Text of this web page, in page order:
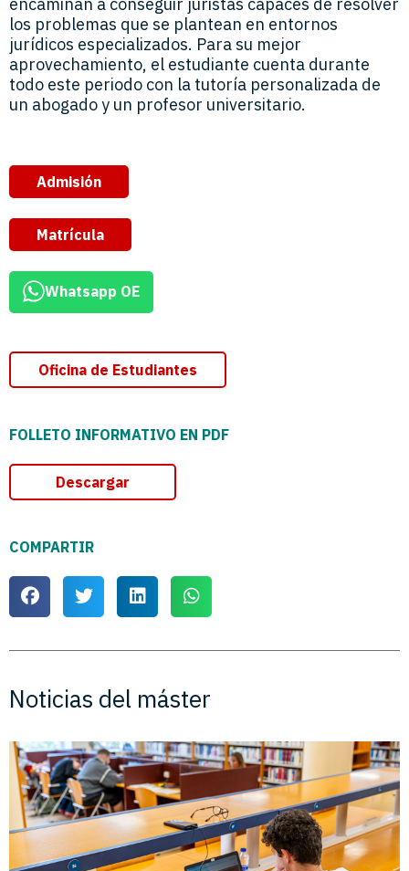
encaminan a conseguir juristas capaces de resolver
los problemas que se plantean en entornos
jurídicos especializados. Para su mejor
aprovechamiento, el estudiante cuenta durante
todo este periodo con la tutoría personalizada de
un abogado y un profesor universitario.
Admisión
Matrícula
Whatsapp OE
Oficina de Estudiantes
FOLLETO INFORMATIVO EN PDF
Descargar
COMPARTIR
Noticias del máster